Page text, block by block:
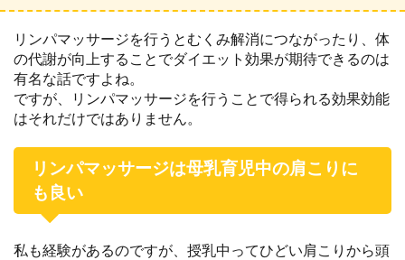
リンパマッサージを行うとむくみ解消につながったり、体
の代謝が向上することでダイエット効果が期待できるのは
有名な話ですよね。
ですが、リンパマッサージを行うことで得られる効果効能
はそれだけではありません。
リンパマッサージは母乳育児中の肩こりに
も良い
私も経験があるのですが、授乳中ってひどい肩こりから頭